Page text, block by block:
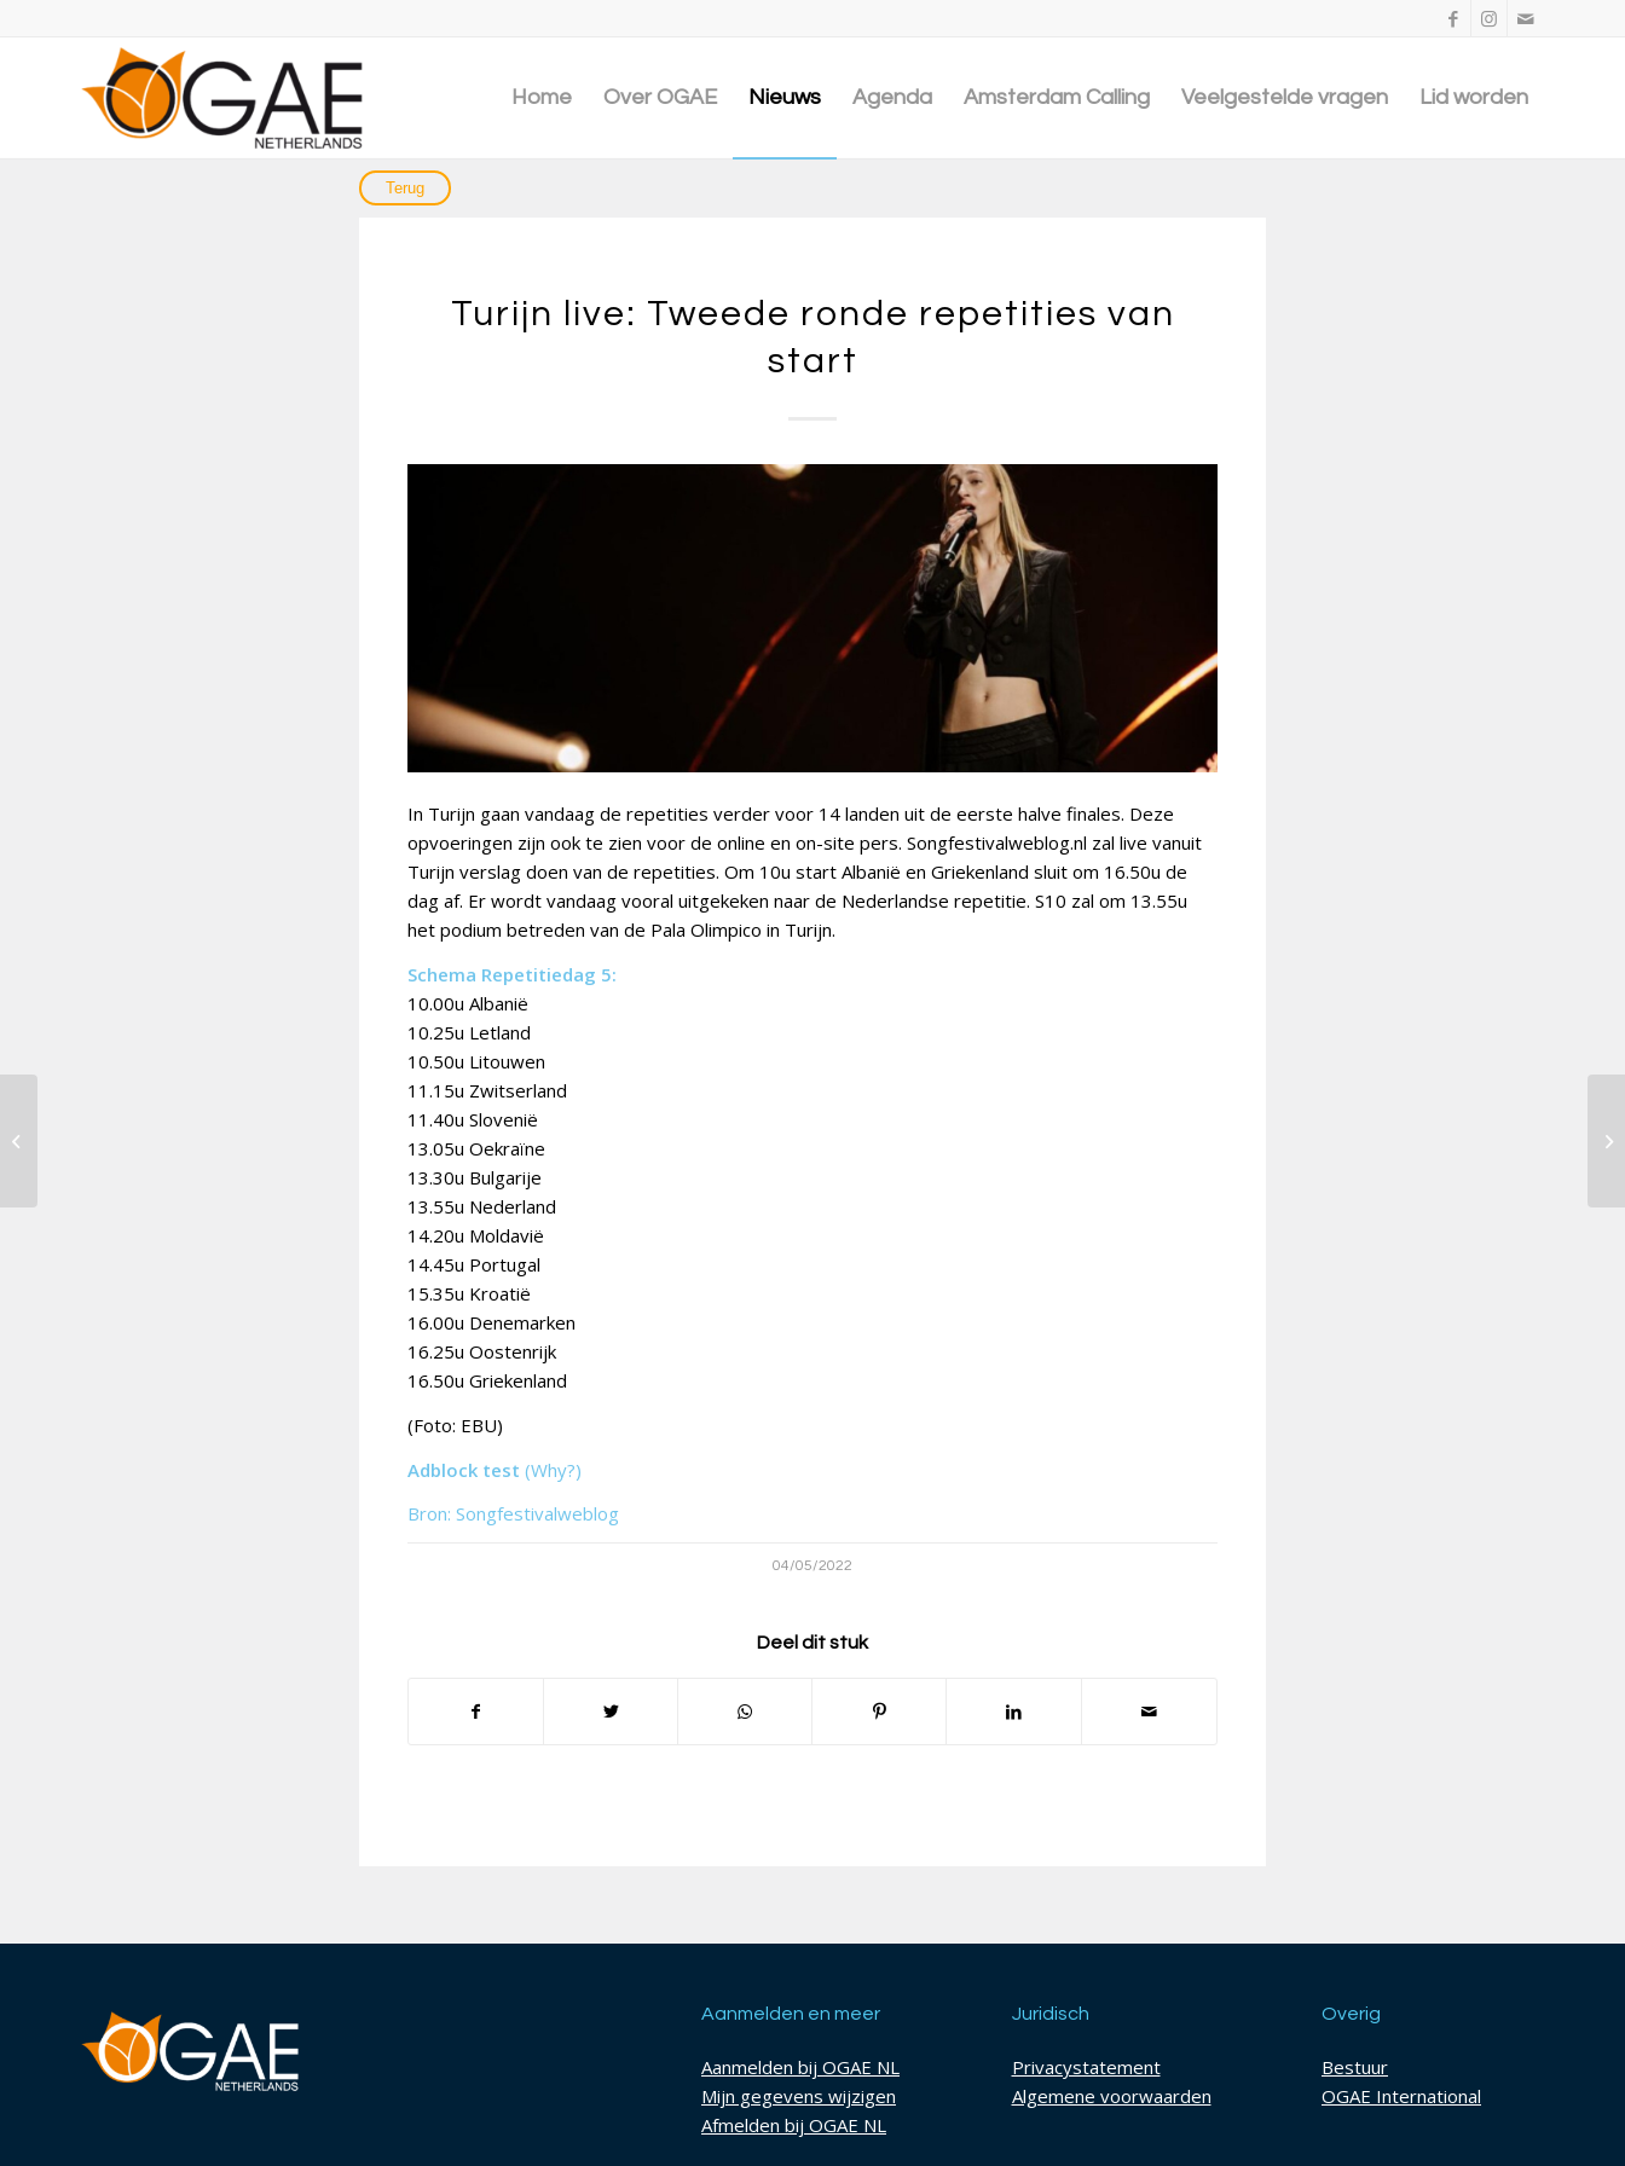
Home Over OGAE Nieuws Agenda Amsterdam Calling Veelgestelde vragen Lid worden
Turijn live: Tweede ronde repetities van
start
In Turijn gaan vandaag de repetities verder voor 14 landen uit de eerste halve finales. Deze
opvoeringen zijn ook te zien voor de online en on-site pers. Songfestivalweblog.nl zal live vanuit
Turijn verslag doen van de repetities. Om 10u start Albanië en Griekenland sluit om 16.50u de
dag af. Er wordt vandaag vooral uitgekeken naar de Nederlandse repetitie. S10 zal om 13.55u
het podium betreden van de Pala Olimpico in Turijn.
Schema Repetitiedag 5:
10.00u Albanië
10.25u Letland
10.50u Litouwen
11.15u Zwitserland
11.40u Slovenië
13.05u Oekraïne
13.30u Bulgarije
13.55u Nederland
14.20u Moldavië
14.45u Portugal
15.35u Kroatië
16.00u Denemarken
16.25u Oostenrijk
16.50u Griekenland
(Foto: EBU)
Adblock test (Why?)
Bron: Songfestivalweblog
04/05/2022
Deel dit stuk
Aanmelden en meer
Aanmelden bij OGAE NL
Mijn gegevens wijzigen
Afmelden bij OGAE NL
Juridisch
Privacystatement
Algemene voorwaarden
Overig
Bestuur
OGAE International